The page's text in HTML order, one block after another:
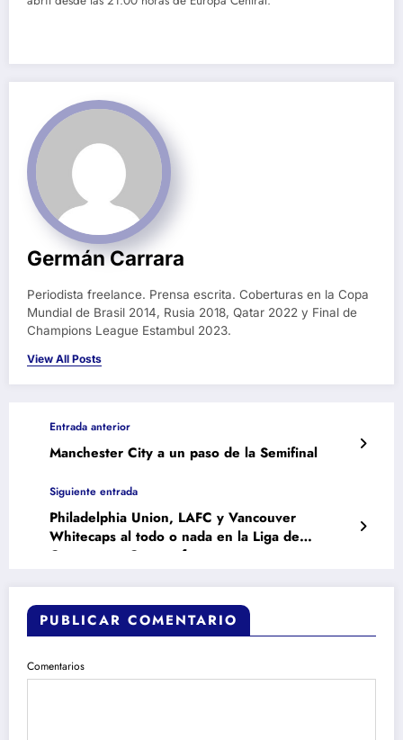
Germán Carrara
Periodista freelance. Prensa escrita. Coberturas en la Copa
Mundial de Brasil 2014, Rusia 2018, Qatar 2022 y Final de
Champions League Estambul 2023.
View All Posts
Entrada anterior
Manchester City a un paso de la Semifinal
Siguiente entrada
Philadelphia Union, LAFC y Vancouver
Whitecaps al todo o nada en la Liga de
Campeones Concacaf
PUBLICAR COMENTARIO
Comentarios